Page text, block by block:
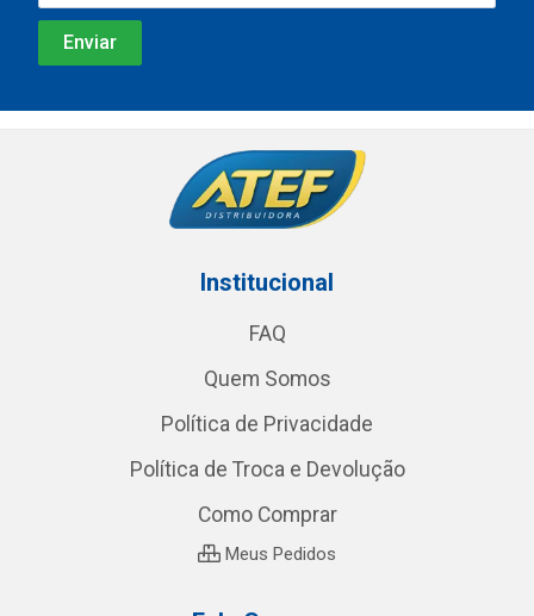
Institucional
FAQ
Quem Somos
Política de Privacidade
Política de Troca e Devolução
Como Comprar
Meus Pedidos